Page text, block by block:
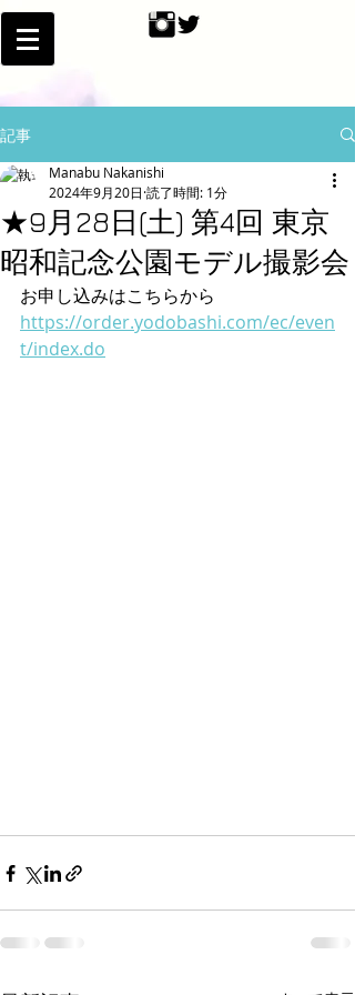
記事
★9月28日(土) 第4回 東京
昭和記念公園モデル撮影会
Manabu Nakanishi
2024年9月20日 読了時間: 1分
お申し込みはこちらから
https://order.yodobashi.com/ec/even
t/index.do